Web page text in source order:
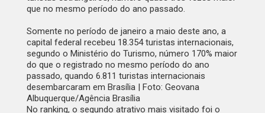
que no mesmo período do ano passado.
Somente no período de janeiro a maio deste ano, a
capital federal recebeu 18.354 turistas internacionais,
segundo o Ministério do Turismo, número 170% maior
do que o registrado no mesmo período do ano
passado, quando 6.811 turistas internacionais
desembarcaram em Brasília | Foto: Geovana
Albuquerque/Agência Brasília
No ranking, o segundo atrativo mais visitado foi o